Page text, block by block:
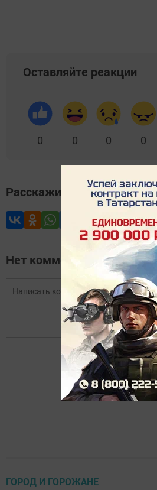
Оставляйте реакции
0 0 0 0
Расскажите друзьям
Нет комментариев
Авторизоваться
ГОРОД И ГОРОЖАНЕ